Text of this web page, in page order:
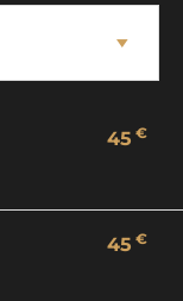
45 €
45 €